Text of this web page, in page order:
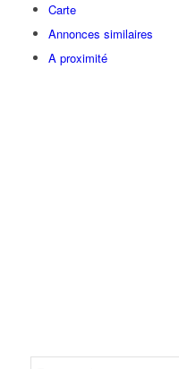
Carte
Annonces similaires
A proximité